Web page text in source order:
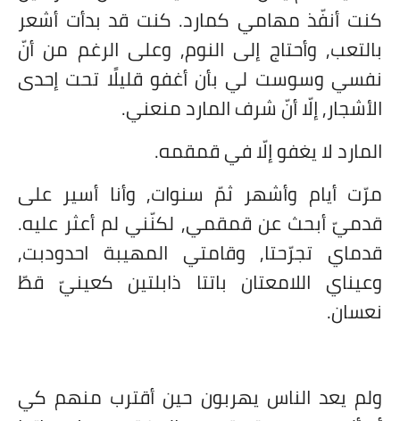
كنت أنفّذ مهامي كمارد. كنت قد بدأت أشعر
بالتعب, وأحتاج إلى النوم, وعلى الرغم من أنّ
نفسي وسوست لي بأن أغفو قليلًا تحت إحدى
الأشجار, إلّا أنّ شرف المارد منعني.
المارد لا يغفو إلّا في قمقمه.
مرّت أيام وأشهر ثمّ سنوات, وأنا أسير على
قدميّ أبحث عن قمقمي, لكنّني لم أعثر عليه.
قدماي تجرّحتا, وقامتي المهيبة احدودبت,
وعيناي اللامعتان باتتا ذابلتين كعينيّ قطّ
نعسان.
ولم يعد الناس يهربون حين أقترب منهم كي